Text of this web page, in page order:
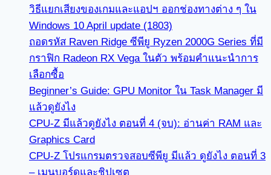
วิธีแยกเสียงของเกมและแอปฯ ออกช่องทางต่าง ๆ ใน
Windows 10 April update (1803)
ถอดรหัส Raven Ridge ซีพียู Ryzen 2000G Series ที่มี
กราฟิก Radeon RX Vega ในตัว พร้อมคำแนะนำการ
เลือกซื้อ
Beginner’s Guide: GPU Monitor ใน Task Manager มี
แล้วดูยังไง
CPU-Z มีแล้วดูยังไง ตอนที่ 4 (จบ): อ่านค่า RAM และ
Graphics Card
CPU-Z โปรแกรมตรวจสอบซีพียู มีแล้ว ดูยังไง ตอนที่ 3
– เมนบอร์ดและชิปเซต